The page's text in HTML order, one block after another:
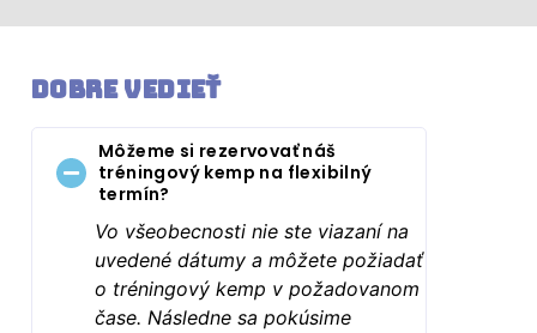
Dobre vedieť
Môžeme si rezervovať náš
tréningový kemp na flexibilný
termín?
Vo všeobecnosti nie ste viazaní na
uvedené dátumy a môžete požiadať
o tréningový kemp v požadovanom
čase. Následne sa pokúsime